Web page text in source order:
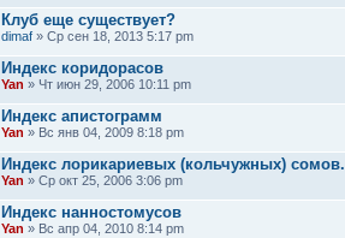
Клуб еще существует?
dimaf » Ср сен 18, 2013 5:17 pm
Индекс коридорасов
Yan » Чт июн 29, 2006 10:11 pm
Индекс апистограмм
Yan » Вс янв 04, 2009 8:18 pm
Индекс лорикариевых (кольчужных) сомов.
Yan » Ср окт 25, 2006 3:06 pm
Индекс нанностомусов
Yan » Вс апр 04, 2010 8:14 pm